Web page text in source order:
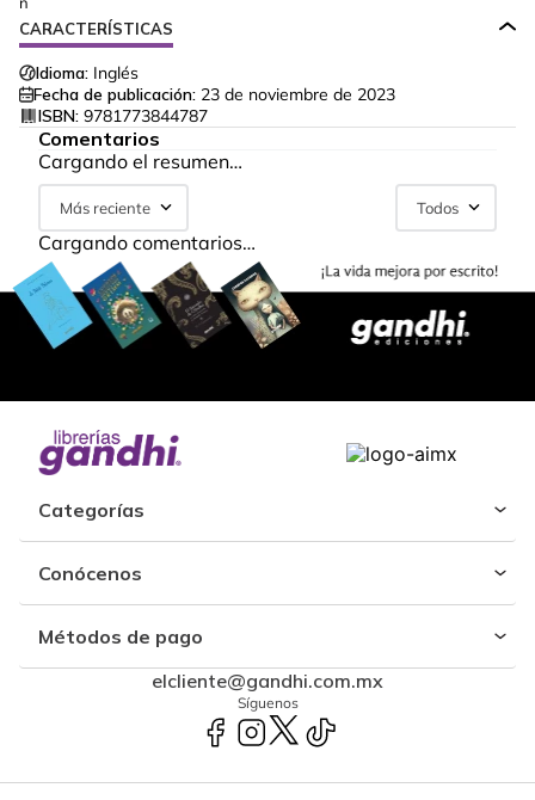
CARACTERÍSTICAS
Idioma: Inglés
Fecha de publicación: 23 de noviembre de 2023
ISBN: 9781773844787
Comentarios
Cargando el resumen…
Más reciente Todos
Cargando comentarios…
Categorías
Conócenos
Métodos de pago
elcliente@gandhi.com.mx
Síguenos